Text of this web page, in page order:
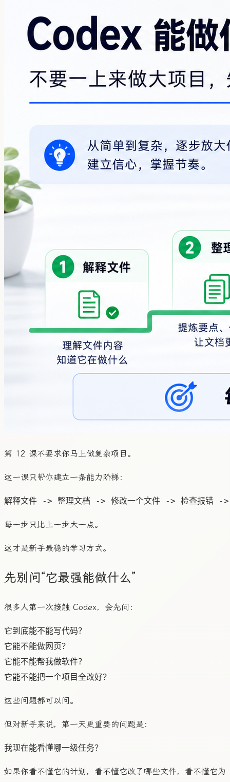
第 12 课不要求你马上做复杂项目。
这一课只帮你建立一条能力阶梯：
每一步只比上一步大一点。
这才是新手最稳的学习方式。
先别问“它最强能做什么”
很多人第一次接触 Codex，会先问：
它到底能不能写代码？
它能不能做网页？
它能不能帮我做软件？
这些问题都可以问。
但对新手来说，第一天更重要的问题是：
如果你看不懂它的计划，看不懂它改了哪些文件，看不懂它为